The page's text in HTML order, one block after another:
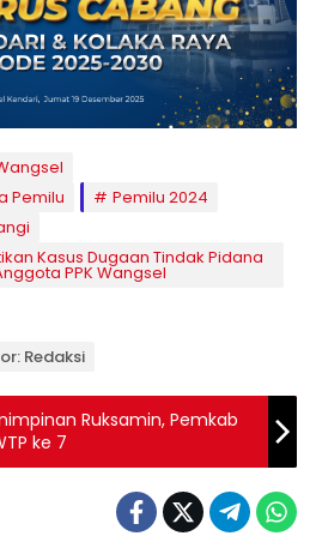
Pemilu
Pemilu 2024
Kasus Dugaan Tindak Pidana
PPK Wangsel
Redaksi
Ruksamin, Pemkab
ke 7